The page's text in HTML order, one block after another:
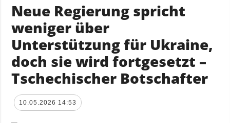
Neue Regierung spricht
weniger über
Unterstützung für Ukraine,
doch sie wird fortgesetzt –
Tschechischer Botschafter
10.05.2026 14:53